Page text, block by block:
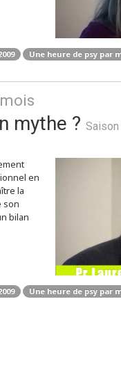
Une heure de psy par
mythe ?
en
la
son
bilan
Une heure de psy par